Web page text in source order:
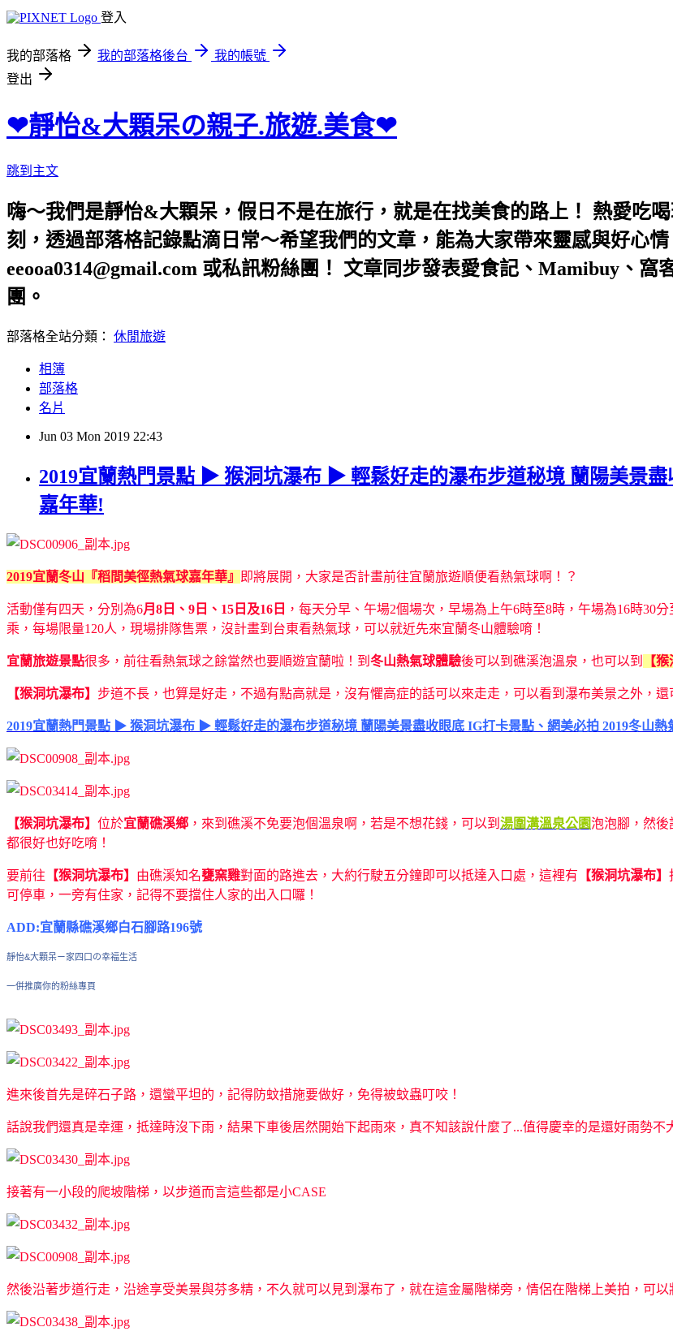
登入
我的部落格 我的部落格後台
我的帳號
登出
❤靜怡&大顆呆の親子.旅遊.美食❤
跳到主文
嗨～我們是靜怡&大顆呆，假日不是在旅行，就是在找美食的路上！ 熱愛吃
刻，透過部落格記錄點滴日常～希望我們的文章，能為大家帶來靈感與好心情
eeooa0314@gmail.com 或私訊粉絲團！ 文章同步發表愛食記、Mamibuy、
團。
部落格全站分類： 休閒旅遊
相簿
部落格
名片
Jun 03 Mon 2019 22:43
2019宜蘭熱門景點 ▶ 猴洞坑瀑布 ▶ 輕鬆好走的瀑布步道秘境 蘭陽美景
嘉年華!
2019宜蘭冬山『稻間美徑熱氣球嘉年華』 即將展開，大家是否計畫前往宜蘭旅遊順便看熱氣球啊！？
活動僅有四天，分別為6月8日、9日、15日及16日 ，每天分早、午場2個場次，早場為上午6時至8時，午場為16時30
乘，每場限量120人，現場排隊售票，沒計畫到台東看熱氣球，可以就近先來宜蘭冬山體驗唷！
宜蘭旅遊景點很多，前往看熱氣球之餘當然也要順遊宜蘭啦！到 冬山熱氣球體驗後可以到礁溪泡溫泉，也可以到 【
【猴洞坑瀑布】 步道不長，也算是好走，不過有點高就是，沒有懼高症的話可以來走走，可以看到瀑布美景之外，還
2019宜蘭熱門景點 ▶ 猴洞坑瀑布 ▶ 輕鬆好走的瀑布步道秘境 蘭陽美景盡收眼底 IG打卡景點、網美必拍 2019冬山熱
【猴洞坑瀑布】 位於宜蘭礁溪鄉 ，來到礁溪不免要泡個溫泉啊，若是不想花錢，可以到 湯圍溝溫泉公園泡泡腳，然後
都很好也好吃唷！
要前往 【猴洞坑瀑布】 由礁溪知名甕窯雞對面的路進去，大約行駛五分鐘即可以抵達入口處，這裡有 【猴洞坑瀑布】
可停車，一旁有住家，記得不要擋住人家的出入口囉！
ADD:宜蘭縣礁溪鄉白石腳路196號
靜怡&大顆呆ㄧ家四口の幸福生活
一併推廣你的粉絲專頁
進來後首先是碎石子路，還蠻平坦的，記得防蚊措施要做好，免得被蚊蟲叮咬！
話說我們還真是幸運，抵達時沒下雨，結果下車後居然開始下起雨來，真不知該說什麼了...值得慶幸的是還好雨勢
接著有一小段的爬坡階梯，以步道而言這些都是小CASE
然後沿著步道行走，沿途享受美景與芬多精，不久就可以見到瀑布了，就在這金屬階梯旁，情侶在階梯上美拍，可